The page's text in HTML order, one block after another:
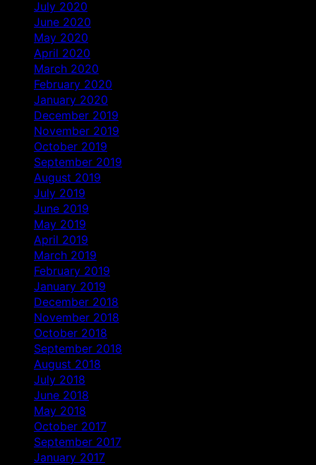
July 2020
June 2020
May 2020
April 2020
March 2020
February 2020
January 2020
December 2019
November 2019
October 2019
September 2019
August 2019
July 2019
June 2019
May 2019
April 2019
March 2019
February 2019
January 2019
December 2018
November 2018
October 2018
September 2018
August 2018
July 2018
June 2018
May 2018
October 2017
September 2017
January 2017